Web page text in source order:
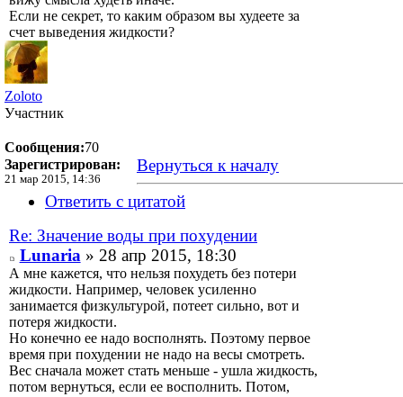
Если не секрет, то каким образом вы худеете за
счет выведения жидкости?
Zoloto
Участник
Сообщения:70
Зарегистрирован:
21 мар 2015, 14:36
Вернуться к началу
Ответить с цитатой
Re: Значение воды при похудении
Lunaria» 28 апр 2015, 18:30
А мне кажется, что нельзя похудеть без потери
жидкости. Например, человек усиленно
занимается физкультурой, потеет сильно, вот и
потеря жидкости.
Но конечно ее надо восполнять. Поэтому первое
время при похудении не надо на весы смотреть.
Вес сначала может стать меньше - ушла жидкость,
потом вернуться, если ее восполнить. Потом,